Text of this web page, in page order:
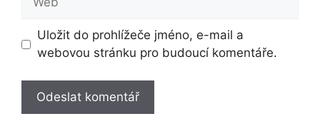
Uložit do prohlížeče jméno, e-mail a
webovou stránku pro budoucí komentáře.